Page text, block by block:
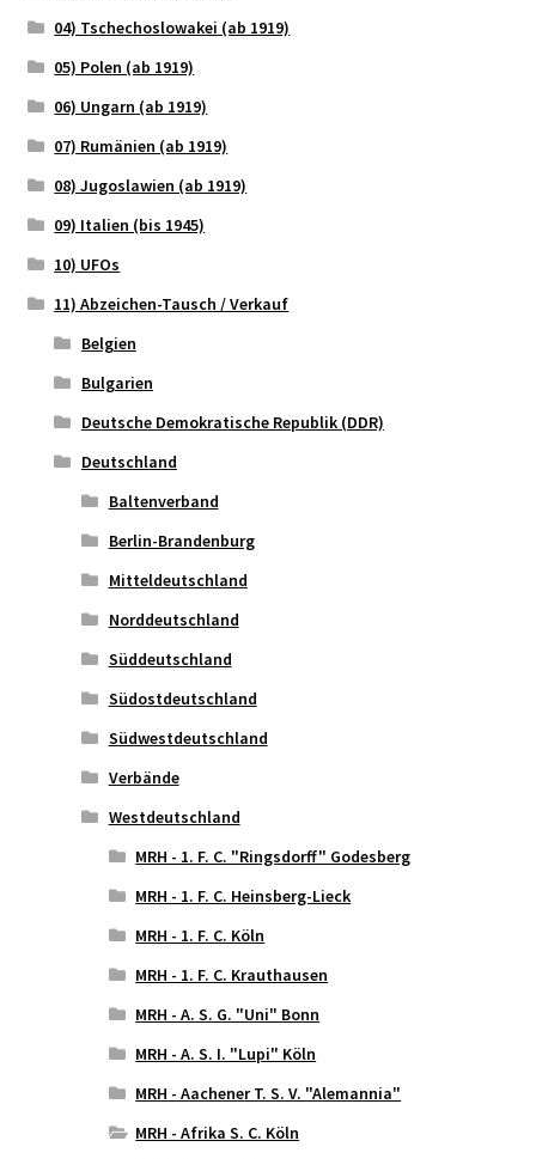
04) Tschechoslowakei (ab 1919)
05) Polen (ab 1919)
06) Ungarn (ab 1919)
07) Rumänien (ab 1919)
08) Jugoslawien (ab 1919)
09) Italien (bis 1945)
10) UFOs
11) Abzeichen-Tausch / Verkauf
Belgien
Bulgarien
Deutsche Demokratische Republik (DDR)
Deutschland
Baltenverband
Berlin-Brandenburg
Mitteldeutschland
Norddeutschland
Süddeutschland
Südostdeutschland
Südwestdeutschland
Verbände
Westdeutschland
MRH - 1. F. C. "Ringsdorff" Godesberg
MRH - 1. F. C. Heinsberg-Lieck
MRH - 1. F. C. Köln
MRH - 1. F. C. Krauthausen
MRH - A. S. G. "Uni" Bonn
MRH - A. S. I. "Lupi" Köln
MRH - Aachener T. S. V. "Alemannia"
MRH - Afrika S. C. Köln